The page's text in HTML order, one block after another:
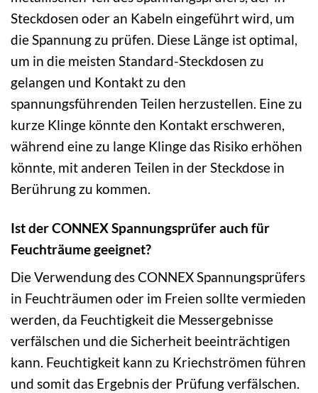
Steckdosen oder an Kabeln eingeführt wird, um
die Spannung zu prüfen. Diese Länge ist optimal,
um in die meisten Standard-Steckdosen zu
gelangen und Kontakt zu den
spannungsführenden Teilen herzustellen. Eine zu
kurze Klinge könnte den Kontakt erschweren,
während eine zu lange Klinge das Risiko erhöhen
könnte, mit anderen Teilen in der Steckdose in
Berührung zu kommen.
Ist der CONNEX Spannungsprüfer auch für
Feuchträume geeignet?
Die Verwendung des CONNEX Spannungsprüfers
in Feuchträumen oder im Freien sollte vermieden
werden, da Feuchtigkeit die Messergebnisse
verfälschen und die Sicherheit beeinträchtigen
kann. Feuchtigkeit kann zu Kriechströmen führen
und somit das Ergebnis der Prüfung verfälschen.